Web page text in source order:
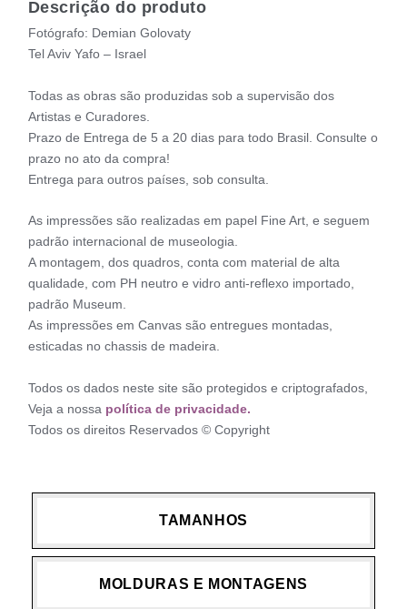
Descrição do produto
Fotógrafo: Demian Golovaty
Tel Aviv Yafo – Israel
Todas as obras são produzidas sob a supervisão dos
Artistas e Curadores.
Prazo de Entrega de 5 a 20 dias para todo Brasil. Consulte o
prazo no ato da compra!
Entrega para outros países, sob consulta.
As impressões são realizadas em papel Fine Art, e seguem
padrão internacional de museologia.
A montagem, dos quadros, conta com material de alta
qualidade, com PH neutro e vidro anti-reflexo importado,
padrão Museum.
As impressões em Canvas são entregues montadas,
esticadas no chassis de madeira.
Todos os dados neste site são protegidos e criptografados,
Veja a nossa política de privacidade.
Todos os direitos Reservados © Copyright
TAMANHOS
MOLDURAS E MONTAGENS